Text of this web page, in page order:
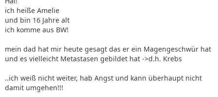
ich heiße Amelie
und bin 16 Jahre alt
ich komme aus BW!
mein dad hat mir heute gesagt das er ein Magengeschwür hat
und es vielleicht Metastasen gebildet hat ->d.h. Krebs
..ich weiß nicht weiter, hab Angst und kann überhaupt nicht
damit umgehen!!!